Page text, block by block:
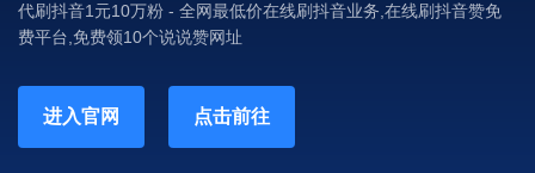
代刷抖音1元10万粉 - 全网最低价在线刷抖音业务,在线刷抖音赞免
费平台,免费领10个说说赞网址
进入官网 点击前往